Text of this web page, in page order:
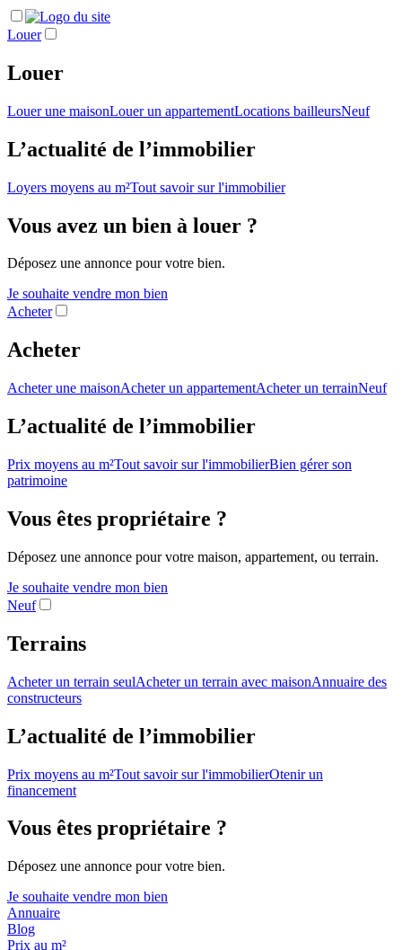
Louer
Louer
Louer une maisonLouer un appartementLocations bailleursNeuf
L’actualité de l’immobilier
Loyers moyens au m²Tout savoir sur l'immobilier
Vous avez un bien à louer ?
Déposez une annonce pour votre bien.
Je souhaite vendre mon bien
Acheter
Acheter
Acheter une maisonAcheter un appartementAcheter un terrainNeuf
L’actualité de l’immobilier
Prix moyens au m²Tout savoir sur l'immobilierBien gérer son
patrimoine
Vous êtes propriétaire ?
Déposez une annonce pour votre maison, appartement, ou terrain.
Je souhaite vendre mon bien
Neuf
Terrains
Acheter un terrain seulAcheter un terrain avec maisonAnnuaire des
constructeurs
L’actualité de l’immobilier
Prix moyens au m²Tout savoir sur l'immobilierOtenir un
financement
Vous êtes propriétaire ?
Déposez une annonce pour votre bien.
Je souhaite vendre mon bien
Annuaire
Blog
Prix au m²